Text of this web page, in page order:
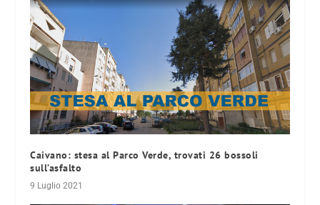
Caivano: stesa al Parco Verde, trovati 26 bossoli
sull’asfalto
9 Luglio 2021